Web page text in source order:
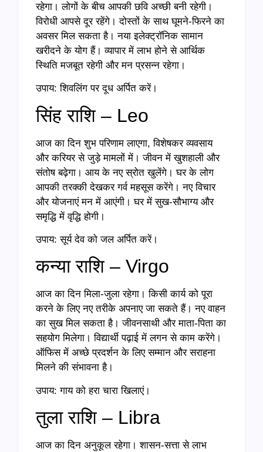
रहेगा। लोगों के बीच आपकी छवि अच्छी बनी रहेगी।
विरोधी आपसे दूर रहेंगे। दोस्तों के साथ घूमने-फिरने का
अवसर मिल सकता है। नया इलेक्ट्रॉनिक सामान
खरीदने के योग हैं। व्यापार में लाभ होने से आर्थिक
स्थिति मजबूत रहेगी और मन प्रसन्न रहेगा।
उपाय: शिवलिंग पर दूध अर्पित करें।
सिंह राशि – Leo
आज का दिन शुभ परिणाम लाएगा, विशेषकर व्यवसाय
और करियर से जुड़े मामलों में। जीवन में खुशहाली और
संतोष बढ़ेगा। आय के नए स्रोत खुलेंगे। घर के लोग
आपकी तरक्की देखकर गर्व महसूस करेंगे। नए विचार
और योजनाएं मन में आएंगी। घर में सुख-सौभाग्य और
समृद्धि में वृद्धि होगी।
उपाय: सूर्य देव को जल अर्पित करें।
कन्या राशि – Virgo
आज का दिन मिला-जुला रहेगा। किसी कार्य को पूरा
करने के लिए नए तरीके अपनाए जा सकते हैं। नए वाहन
का सुख मिल सकता है। जीवनसाथी और माता-पिता का
सहयोग मिलेगा। विद्यार्थी पढ़ाई में लगन से काम करेंगे।
ऑफिस में अच्छे प्रदर्शन के लिए सम्मान और सराहना
मिलने की संभावना है।
उपाय: गाय को हरा चारा खिलाएं।
तुला राशि – Libra
आज का दिन अनुकूल रहेगा। शासन-सत्ता से लाभ